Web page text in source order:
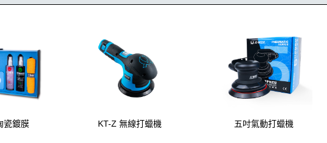
瓷鍍膜 KT-Z 無線打蠟機 五吋氣動打蠟機